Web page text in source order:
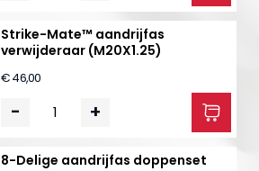
Strike-Mate™ aandrijfas
verwijderaar (M20X1.25)
€ 46,00
- +
8-Delige aandrijfas doppenset